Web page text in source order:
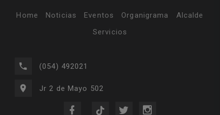
Home Noticias Eventos Organigrama
Alcalde
Servicios
(054) 492021
Jr 2 de Mayo 502